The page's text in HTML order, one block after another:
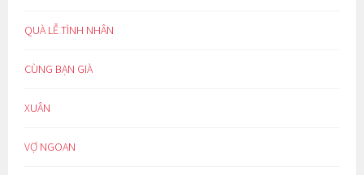
QUÀ LỄ TÌNH NHÂN
CÙNG BẠN GIÀ
XUÂN
VỢ NGOAN